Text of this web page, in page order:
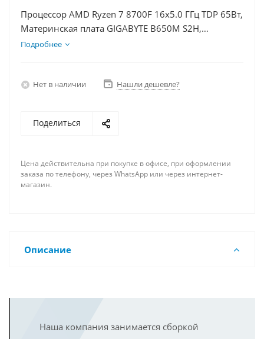
Процессор AMD Ryzen 7 8700F 16x5.0 ГГц TDP 65Вт,
Материнская плата GIGABYTE B650M S2H,
Видеокарта GT 1030 2Гб, Память DDR5 16Gb,
Подробнее
Нет в наличии Нашли дешевле?
Поделиться
Цена действительна при покупке в офисе, при оформлении
заказа по телефону, через WhatsApp или через интернет-
магазин.
Описание
Наша компания занимается сборкой